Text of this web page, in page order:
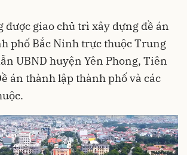
được giao chủ trì xây dựng đề án
phố Bắc Ninh trực thuộc Trung
UBND huyện Yên Phong, Tiên
án thành lập thành phố và các